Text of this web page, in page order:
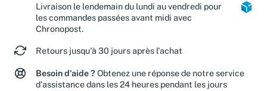
Livraison le lendemain du lundi au vendredi pour
les commandes passées avant midi avec
Chronopost.
Retours jusqu'à 30 jours après l'achat
Besoin d'aide ? Obtenez une réponse de notre service
d'assistance dans les 24 heures pendant les jours